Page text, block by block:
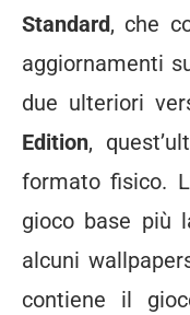
Standard, che
aggiornamenti
due ulteriori
Edition,
formato fisico.
gioco base più
alcuni
contiene il